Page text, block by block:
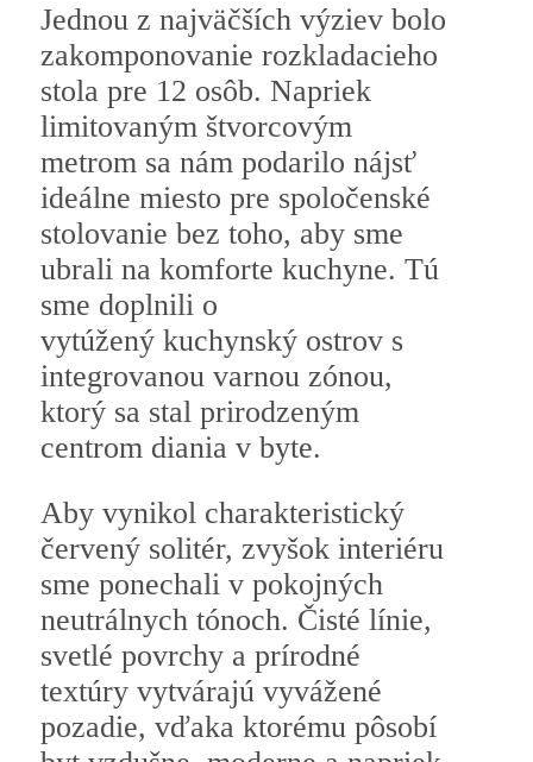
Jednou z najväčších výziev bolo
zakomponovanie rozkladacieho
stola pre 12 osôb. Napriek
limitovaným štvorcovým
metrom sa nám podarilo nájsť
ideálne miesto pre spoločenské
stolovanie bez toho, aby sme
ubrali na komforte kuchyne. Tú
sme doplnili o
vytúžený kuchynský ostrov s
integrovanou varnou zónou,
ktorý sa stal prirodzeným
centrom diania v byte.
Aby vynikol charakteristický
červený solitér, zvyšok interiéru
sme ponechali v pokojných
neutrálnych tónoch. Čisté línie,
svetlé povrchy a prírodné
textúry vytvárajú vyvážené
pozadie, vďaka ktorému pôsobí